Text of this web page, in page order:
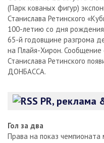
(Парк кованых фигур)
Станислава Ретинского
100-летию со дня
65-й годовщине разгрома
на Плайя-Хирон. Сообщение
Станислава Ретинского
ДОНБАССА.
PR, реклама
Гол за два
Права на показ